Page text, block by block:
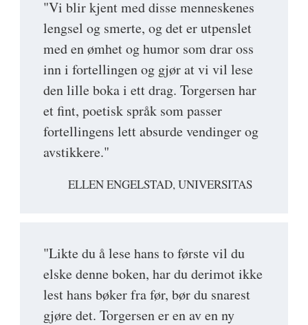
"Vi blir kjent med disse menneskenes
lengsel og smerte, og det er utpenslet
med en ømhet og humor som drar oss
inn i fortellingen og gjør at vi vil lese
den lille boka i ett drag. Torgersen har
et fint, poetisk språk som passer
fortellingens lett absurde vendinger og
avstikkere."
ELLEN ENGELSTAD, UNIVERSITAS
"Likte du å lese hans to første vil du
elske denne boken, har du derimot ikke
lest hans bøker fra før, bør du snarest
gjøre det. Torgersen er en av en ny